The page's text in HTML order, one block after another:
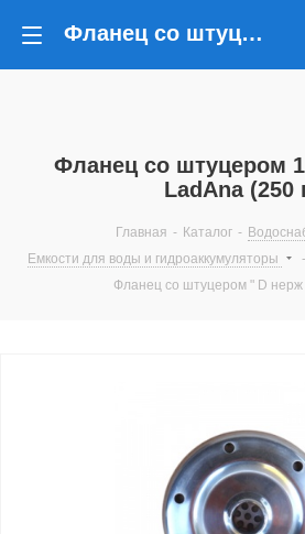
Фланец со штуцером 1" D 156 нерж LadAna (250 гр)
Фланец со штуцером
LadAna (250
Главная - Каталог -
Емкости для воды и гидроаккумуляторы
-
Фланец со штуцером " D нерж